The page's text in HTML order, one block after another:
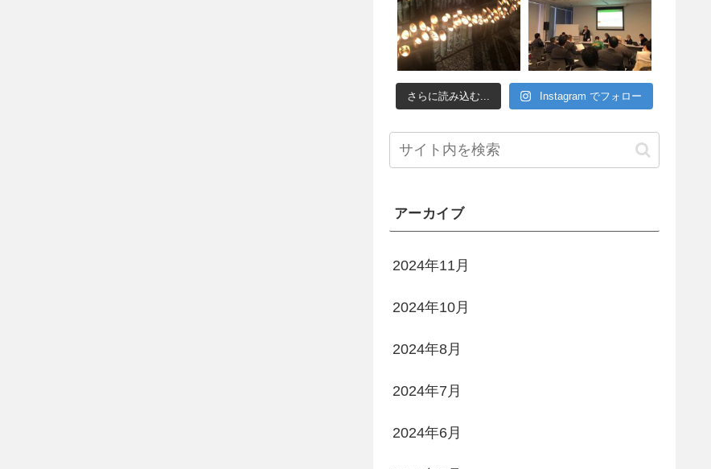
さらに読み込む... Instagram でフォロー
アーカイブ
2024年11月
2024年10月
2024年8月
2024年7月
2024年6月